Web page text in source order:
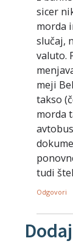
sicer
morda
slučaj,
valuto.
meji
takso
morda
tudi
Odgovori